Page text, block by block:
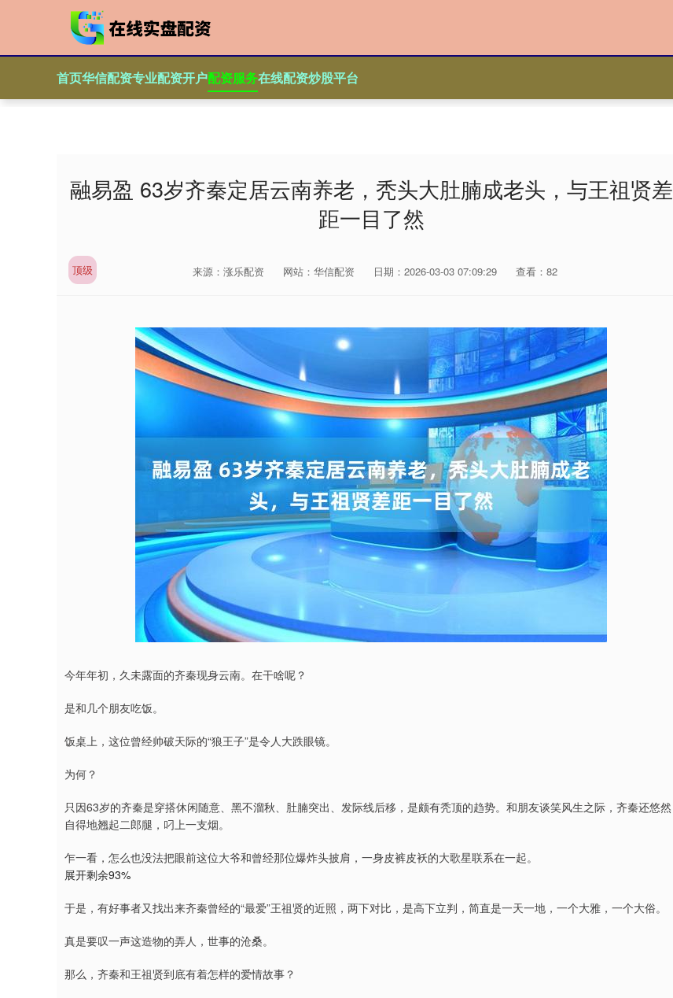
首页华信配资专业配资开户配资服务在线配资炒股平台
融易盈 63岁齐秦定居云南养老，秃头大肚腩成老头，与王祖贤差
距一目了然
顶级 来源：涨乐配资 网站：华信配资 日期：2026-03-03 07:09:29 查看：82
今年年初，久未露面的齐秦现身云南。在干啥呢？
是和几个朋友吃饭。
饭桌上，这位曾经帅破天际的“狼王子”是令人大跌眼镜。
为何？
只因63岁的齐秦是穿搭休闲随意、黑不溜秋、肚腩突出、发际线后移，是颇有秃顶的趋势。和朋友谈笑风生之际，齐秦还悠然
自得地翘起二郎腿，叼上一支烟。
乍一看，怎么也没法把眼前这位大爷和曾经那位爆炸头披肩，一身皮裤皮袄的大歌星联系在一起。
展开剩余93%
于是，有好事者又找出来齐秦曾经的“最爱”王祖贤的近照，两下对比，是高下立判，简直是一天一地，一个大雅，一个大俗。
真是要叹一声这造物的弄人，世事的沧桑。
那么，齐秦和王祖贤到底有着怎样的爱情故事？
深证成指 200.89 沪深300 4694.44 43.13